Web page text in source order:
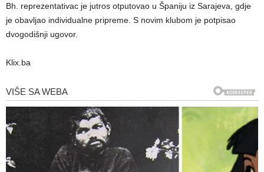
Bh. reprezentativac je jutros otputovao u Španiju iz Sarajeva, gdje
je obavljao individualne pripreme. S novim klubom je potpisao
dvogodišnji ugovor.
Klix.ba